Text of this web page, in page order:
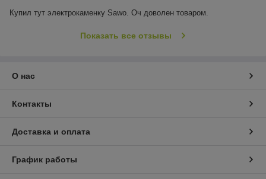
Купил тут электрокаменку Sawo. Оч доволен товаром.
Показать все отзывы
О нас
Контакты
Доставка и оплата
График работы